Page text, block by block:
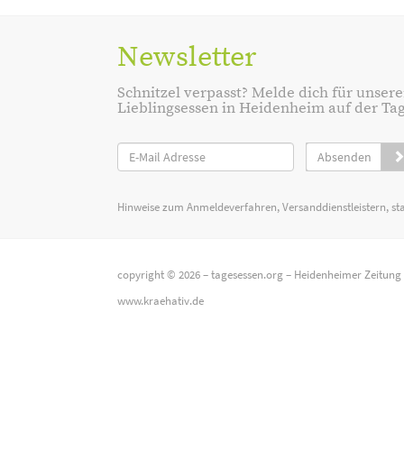
Newsletter
Schnitzel verpasst? Melde dich für
Lieblingsessen in Heidenheim auf der
Absenden
Hinweise zum Anmeldeverfahren, Versanddienstleistern,
copyright © 2026 –tagesessen.org– Heidenheimer Zeitung
www.kraehativ.de